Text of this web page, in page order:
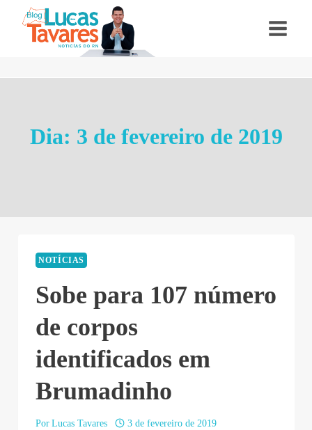
Dia: 3 de fevereiro de 2019
NOTÍCIAS
Sobe para 107 número
de corpos
identificados em
Brumadinho
Por Lucas Tavares
3 de fevereiro de 2019